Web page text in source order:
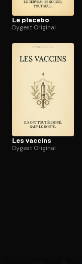
Le placebo
Dygest Original
Les vaccins
Dygest Original